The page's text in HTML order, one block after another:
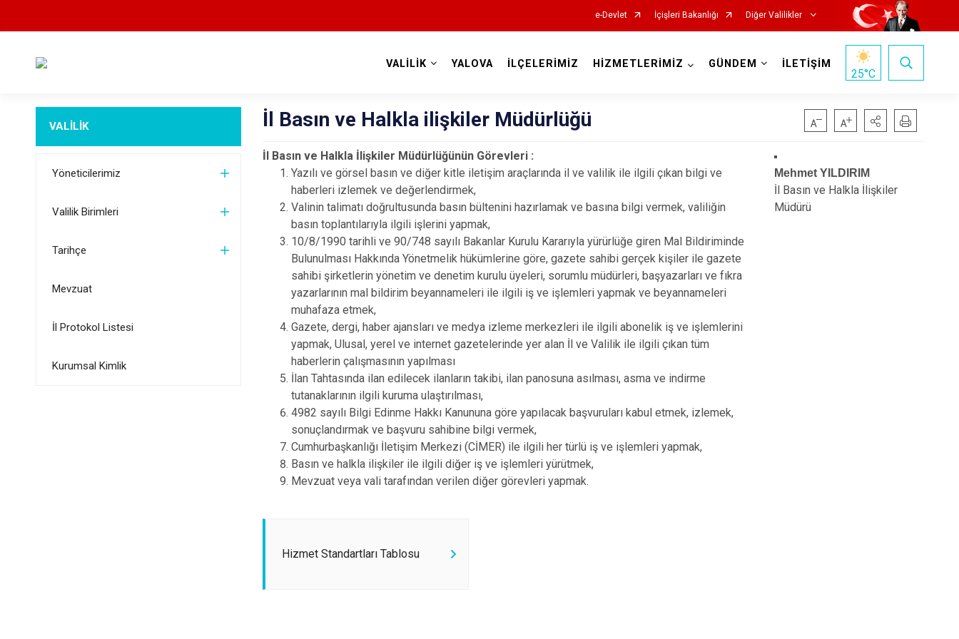
e-Devlet İçişleri Bakanlığı Diğer Valilikler
VALİLİK YALOVA İLÇELERİMİZ HİZMETLERİMİZ GÜNDEM İLETİŞİM
25°C
VALİLİK
Yöneticilerimiz
Valilik Birimleri
Tarihçe
Mevzuat
İl Protokol Listesi
Kurumsal Kimlik
İl Basın ve Halkla ilişkiler Müdürlüğü
İl Basın ve Halkla İlişkiler Müdürlüğünün Görevleri :
Yazılı ve görsel basın ve diğer kitle iletişim araçlarında il ve valilik ile ilgili çıkan bilgi ve
haberleri izlemek ve değerlendirmek,
Valinin talimatı doğrultusunda basın bültenini hazırlamak ve basına bilgi vermek, valiliğin
basın toplantılarıyla ilgili işlerini yapmak,
10/8/1990 tarihli ve 90/748 sayılı Bakanlar Kurulu Kararıyla yürürlüğe giren Mal Bildiriminde
Bulunulması Hakkında Yönetmelik hükümlerine göre, gazete sahibi gerçek kişiler ile gazete
sahibi şirketlerin yönetim ve denetim kurulu üyeleri, sorumlu müdürleri, başyazarları ve fıkra
yazarlarının mal bildirim beyannameleri ile ilgili iş ve işlemleri yapmak ve beyannameleri
muhafaza etmek,
Gazete, dergi, haber ajansları ve medya izleme merkezleri ile ilgili abonelik iş ve işlemlerini
yapmak, Ulusal, yerel ve internet gazetelerinde yer alan İl ve Valilik ile ilgili çıkan tüm
haberlerin çalışmasının yapılması
İlan Tahtasında ilan edilecek ilanların takibi, ilan panosuna asılması, asma ve indirme
tutanaklarının ilgili kuruma ulaştırılması,
4982 sayılı Bilgi Edinme Hakkı Kanununa göre yapılacak başvuruları kabul etmek, izlemek,
sonuçlandırmak ve başvuru sahibine bilgi vermek,
Cumhurbaşkanlığı İletişim Merkezi (CİMER) ile ilgili her türlü iş ve işlemleri yapmak,
Basın ve halkla ilişkiler ile ilgili diğer iş ve işlemleri yürütmek,
Mevzuat veya vali tarafından verilen diğer görevleri yapmak.
Mehmet YILDIRIM
İl Basın ve Halkla İlişkiler
Müdürü
Hizmet Standartları Tablosu